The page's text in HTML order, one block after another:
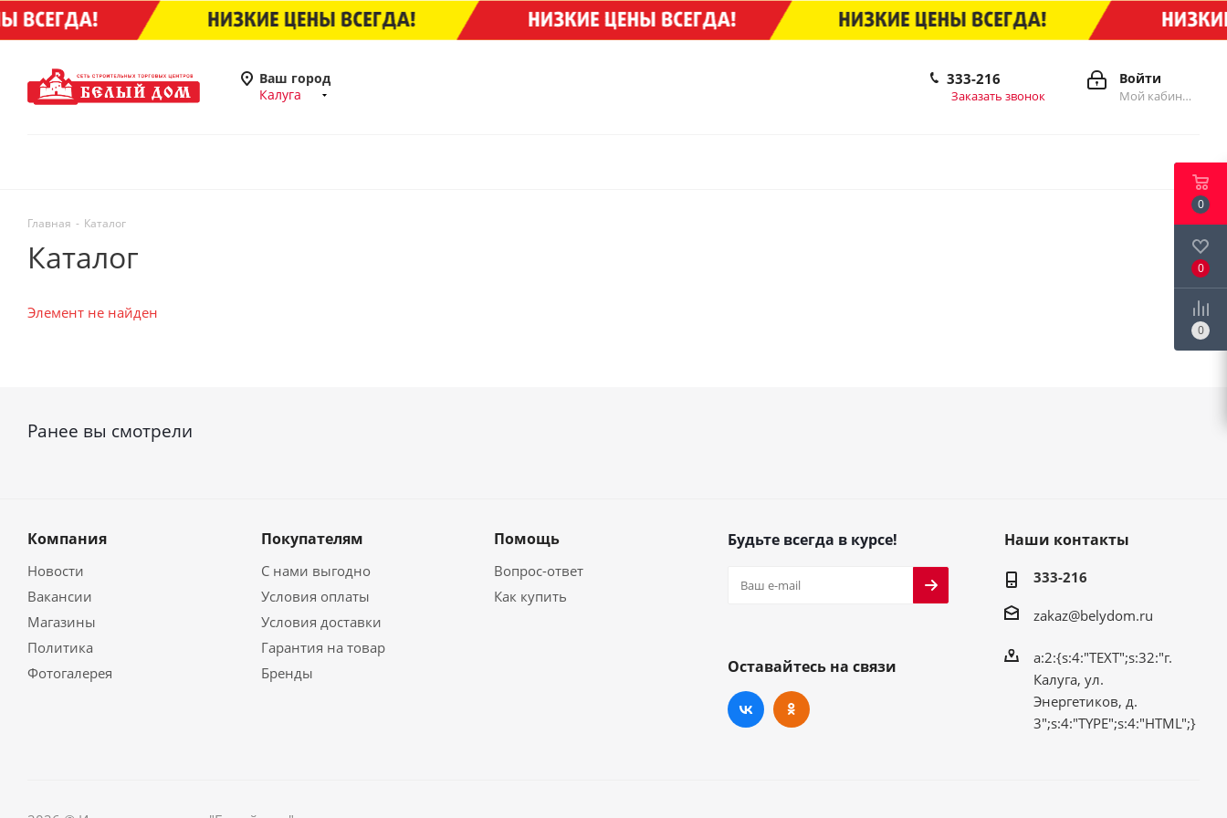
Ваш город
Калуга
Войти
Мой кабинет
333-216
Заказать звонок
Главная - Каталог
Каталог
Элемент не найден
Ранее вы смотрели
Компания
Новости
Вакансии
Магазины
Политика
Фотогалерея
Покупателям
С нами выгодно
Условия оплаты
Условия доставки
Гарантия на товар
Бренды
Помощь
Вопрос-ответ
Как купить
Будьте всегда в курсе!
Оставайтесь на связи
Наши контакты
333-216
zakaz@belydom.ru
a:2:{s:4:"TEXT";s:32:"г.
Калуга, ул.
Энергетиков, д.
3";s:4:"TYPE";s:4:"HTML";}
0
0
0